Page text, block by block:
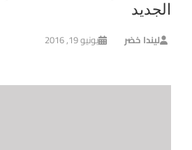
الجديد
ليندا خضر يونيو 19, 2016